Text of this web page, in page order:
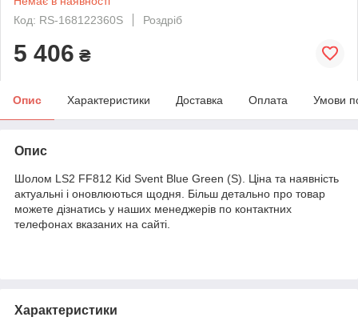
Код: RS-168122360S
Роздріб
5 406 ₴
Опис Характеристики Доставка Оплата Умови
Опис
Шолом LS2 FF812 Kid Svent Blue Green (S). Ціна та наявність
актуальні і оновлюються щодня. Більш детально про товар
можете дізнатись у наших менеджерів по контактних
телефонах вказаних на сайті.
Характеристики